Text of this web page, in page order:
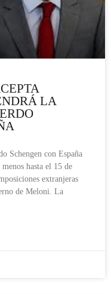
LA
Schengen con España
hasta el 15 de
extranjeras
de Meloni. La